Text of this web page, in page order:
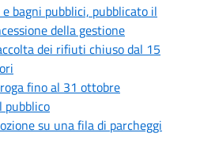
bagni pubblici, pubblicato il
della gestione
dei rifiuti chiuso dal 15
fino al 31 ottobre
pubblico
su una fila di parcheggi